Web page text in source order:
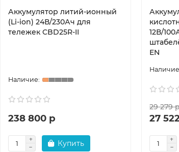
Аккумулятор литий-ионный
(Li-ion) 24В/230Ач для
тележек CBD25R-II
238 800 р
Купить
12В/
EN
29 279
27